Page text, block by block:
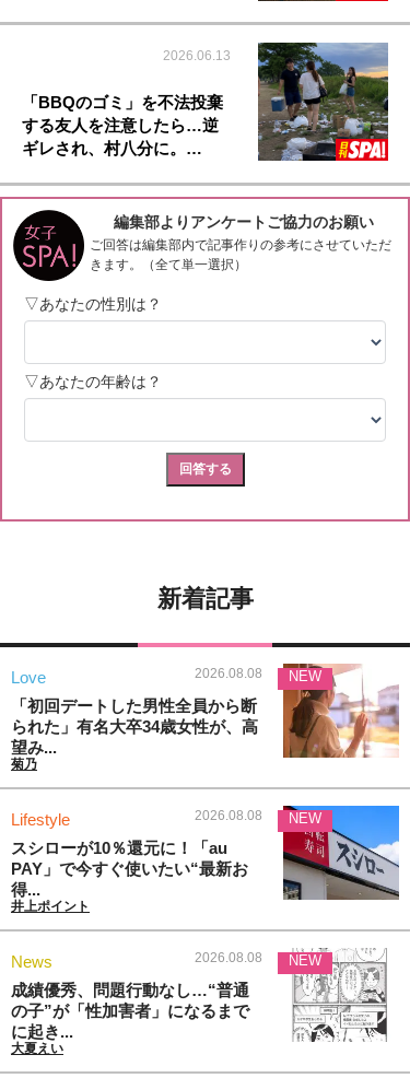
2026.06.13
「BBQのゴミ」を不法投棄
する友人を注意したら…逆
ギレされ、村八分に。…
新着記事
Love 2026.08.08
「初回デートした男性全員から断
られた」有名大卒34歳女性が、高
望み...
菊乃
NEW
Lifestyle 2026.08.08
スシローが10％還元に！「au
PAY」で今すぐ使いたい“最新お
得...
井上ポイント
NEW
News 2026.08.08
成績優秀、問題行動なし…“普通
の子”が「性加害者」になるまで
に起き...
大夏えい
NEW